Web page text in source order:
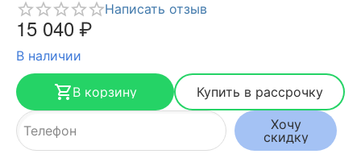
Написать отзыв
15 040₽
В наличии
В корзину
Купить в рассрочку
Хочу
скидку